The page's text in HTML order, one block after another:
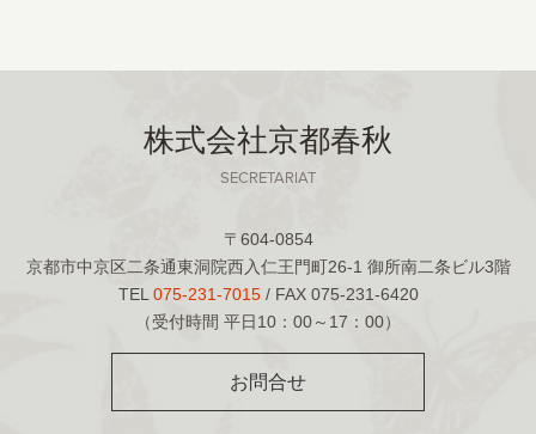
株式会社京都春秋
SECRETARIAT
〒604-0854
京都市中京区二条通東洞院西入仁王門町26-1 御所南二条ビル3階
TEL 075-231-7015/ FAX 075-231-6420
（受付時間 平日10：00～17：00）
お問合せ